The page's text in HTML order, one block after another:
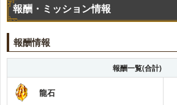
報酬・ミッション情報
報酬情報
報酬一覧(合計)
龍石